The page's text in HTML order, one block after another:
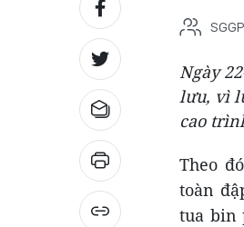
Ngày
lưu, vì
cao
Theo
toàn
tua bin